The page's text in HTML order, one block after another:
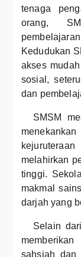
tenaga
orang,
Kedudukan
akses
sosial,
dan
SMSM
melahirkan
tinggi.
makmal
darjah yang
Selain
memberikan
sahsiah dan